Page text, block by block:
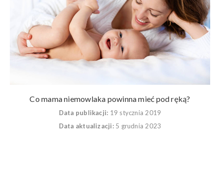
Co mama niemowlaka powinna mieć pod ręką?
Data publikacji: 19 stycznia 2019
Data aktualizacji: 5 grudnia 2023